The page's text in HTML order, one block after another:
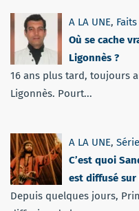
A LA UNE,
Où se cache
Ligonnès ?
16 ans plus tard, toujours
Ligonnès. Pourt...
A LA UNE,
C’est quoi
est diffusé sur
Depuis quelques jours,